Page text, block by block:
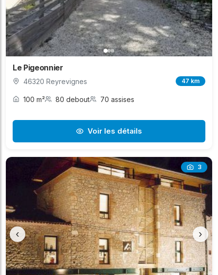
Le Pigeonnier
46320 Reyrevignes 47 km
100 m² 80 debout 70 assises
Voir les détails
3
‹ ›